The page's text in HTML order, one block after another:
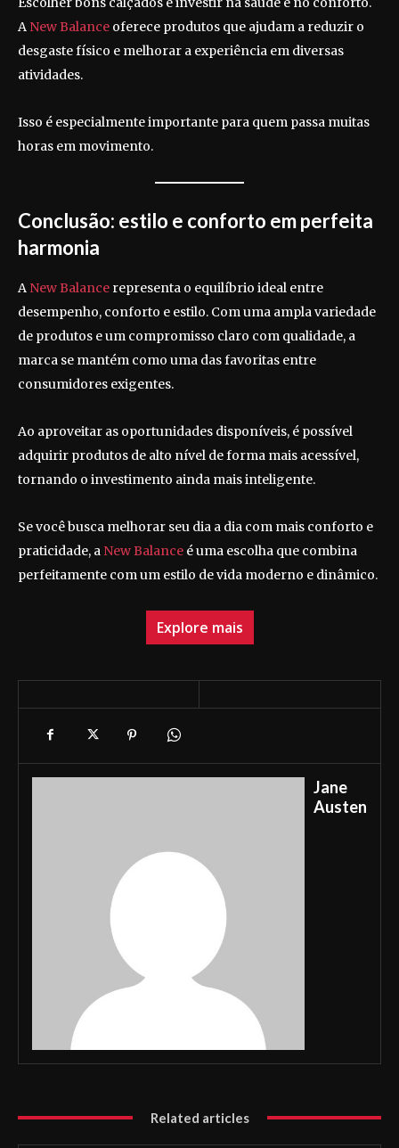
A New Balance oferece produtos que ajudam a reduzir o
desgaste físico e melhorar a experiência em diversas
atividades.
Isso é especialmente importante para quem passa muitas
horas em movimento.
Conclusão: estilo e conforto em perfeita
harmonia
A New Balance representa o equilíbrio ideal entre
desempenho, conforto e estilo. Com uma ampla variedade
de produtos e um compromisso claro com qualidade, a
marca se mantém como uma das favoritas entre
consumidores exigentes.
Ao aproveitar as oportunidades disponíveis, é possível
adquirir produtos de alto nível de forma mais acessível,
tornando o investimento ainda mais inteligente.
Se você busca melhorar seu dia a dia com mais conforto e
praticidade, a New Balance é uma escolha que combina
perfeitamente com um estilo de vida moderno e dinâmico.
Explore mais
Jane
Austen
Related articles